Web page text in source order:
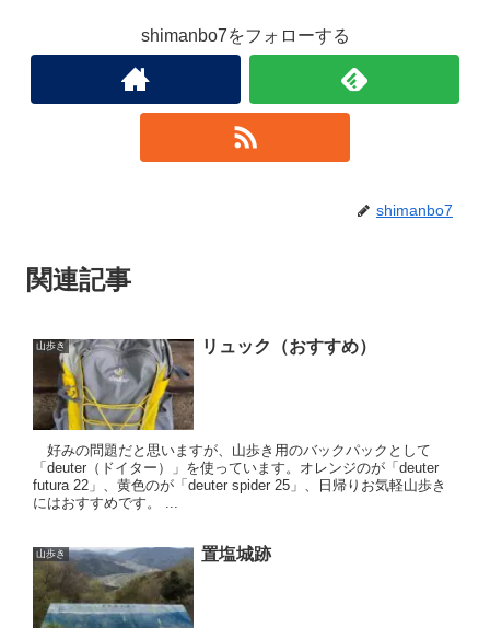
shimanbo7をフォローする
shimanbo7
関連記事
山歩き リュック（おすすめ）
好みの問題だと思いますが、山歩き用のバックパックとして
「deuter（ドイター）」を使っています。オレンジのが「deuter
futura 22」、黄色のが「deuter spider 25」、日帰りお気軽山歩き
にはおすすめです。 ...
山歩き 置塩城跡